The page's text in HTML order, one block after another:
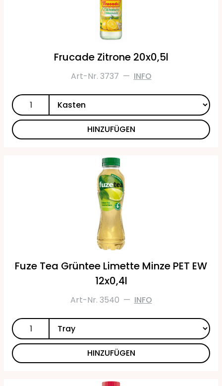
Frucade Zitrone 20x0,5l
Art-Nr. 3737 — INFO
HINZUFÜGEN
Fuze Tea Grüntee Limette Minze PET EW
12x0,4l
Art-Nr. 3540 — INFO
HINZUFÜGEN